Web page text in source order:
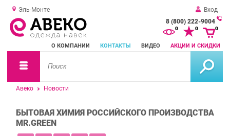
Эль-Монте
Вход
8 (800) 222-9004
О КОМПАНИИ КОНТАКТЫ ВИДЕО АКЦИИ И СКИДКИ
0 0 0
Авеко Новости
БЫТОВАЯ ХИМИЯ РОССИЙСКОГО ПРОИЗВОДСТВА
MR.GREEN